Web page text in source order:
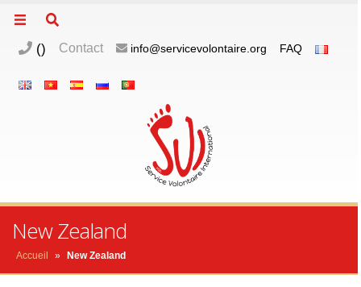
() Contact info@servicevolontaire.org FAQ
New Zealand
Accueil » New Zealand